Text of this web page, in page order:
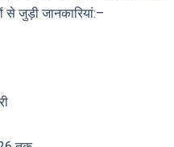
जुड़ी जानकारियां:–